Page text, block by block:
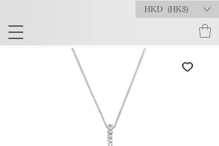
HKD (HK$)